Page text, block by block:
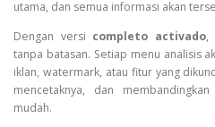
utama, dan semua informasi akan
Dengan versi completo activado,
tanpa batasan. Setiap menu analisis
iklan, watermark, atau fitur yang
mencetaknya, dan
mudah.